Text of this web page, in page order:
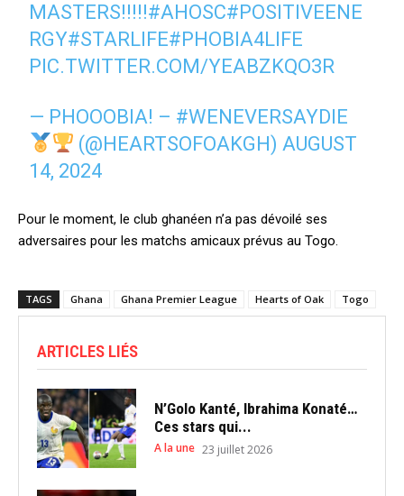
MASTERS!!!!!#AHOSC#POSITIVEENE
RGY#STARLIFE#PHOBIA4LIFE
PIC.TWITTER.COM/YEABZKQO3R
— PHOOOBIA! – #WENEVERSAYDIE
(@HEARTSOFOAKGH)AUGUST
14, 2024
Pour le moment, le club ghanéen n’a pas dévoilé ses
adversaires pour les matchs amicaux prévus au Togo.
TAGS Ghana Ghana Premier League Hearts of Oak Togo
ARTICLES LIÉS
N’Golo Kanté, Ibrahima Konaté…
Ces stars qui...
A la une 23 juillet 2026